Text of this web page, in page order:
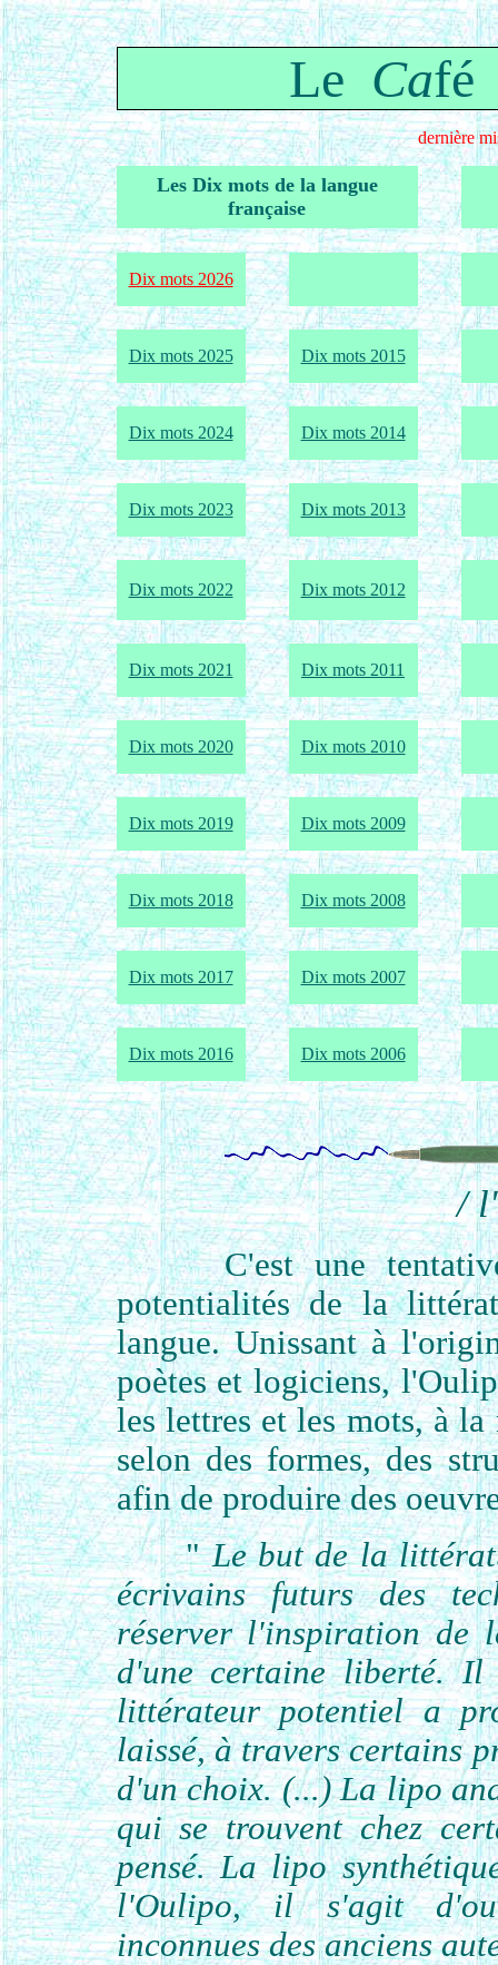
Le Café
dernière
Les Dix mots de la langue
française
Dix mots 2026
Dix mots 2025 Dix mots 2015
Dix mots 2024 Dix mots 2014
Dix mots 2023 Dix mots 2013
Dix mots 2022 Dix mots 2012
Dix mots 2021 Dix mots 2011
Dix mots 2020 Dix mots 2010
Dix mots 2019 Dix mots 2009
Dix mots 2018 Dix mots 2008
Dix mots 2017 Dix mots 2007
Dix mots 2016 Dix mots 2006
/
C'est une
potentialités de la
langue. Unissant à
poètes et logiciens,
les lettres et les mots, à la
selon des formes, des
afin de produire des
"Le but de la
écrivains futurs des
réserver l'inspiration de
d'une certaine liberté.
littérateur potentiel a
laissé, à travers certains
d'un choix. (...) La lipo
qui se trouvent chez
pensé. La lipo
l'Oulipo, il s'agit
inconnues des anciens